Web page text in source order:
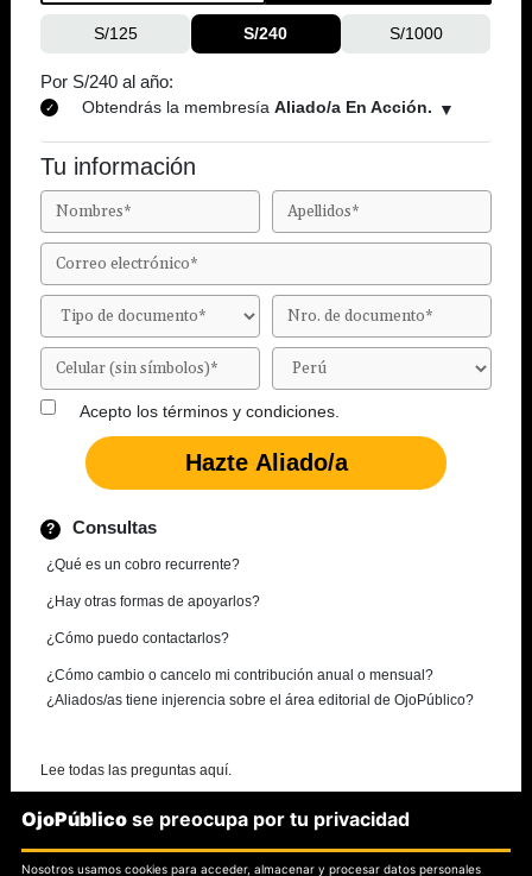
S/125 S/240 S/1000
Por S/240 al año:
Obtendrás la membresía Aliado/a En Acción.
Tu información
Acepto los términos y condiciones.
Consultas
¿Qué es un cobro recurrente?
¿Hay otras formas de apoyarlos?
¿Cómo puedo contactarlos?
¿Cómo cambio o cancelo mi contribución anual o mensual?
¿Aliados/as tiene injerencia sobre el área editorial de OjoPúblico?
Lee todas las preguntas aquí.
¿Necesitas más información?
OjoPúblico se preocupa por tu privacidad
Nosotros usamos cookies para acceder, almacenar y procesar datos personales